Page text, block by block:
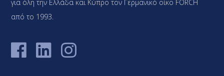
για όλη την Ελλάδα και Κύπρο τον Γερμανικό οίκο FÖRCH
από το 1993.